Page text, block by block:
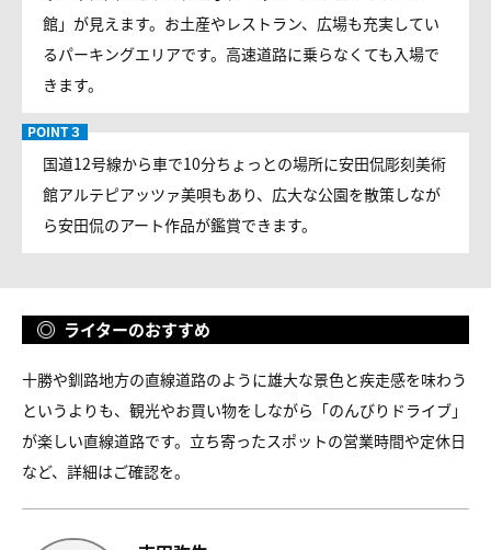
館」が見えます。お土産やレストラン、広場も充実してい
るパーキングエリアです。高速道路に乗らなくても入場で
きます。
国道12号線から車で10分ちょっとの場所に安田侃彫刻美術
館アルテピアッツァ美唄もあり、広大な公園を散策しなが
ら安田侃のアート作品が鑑賞できます。
ライターのおすすめ
十勝や釧路地方の直線道路のように雄大な景色と疾走感を味わう
というよりも、観光やお買い物をしながら「のんびりドライブ」
が楽しい直線道路です。立ち寄ったスポットの営業時間や定休日
など、詳細はご確認を。